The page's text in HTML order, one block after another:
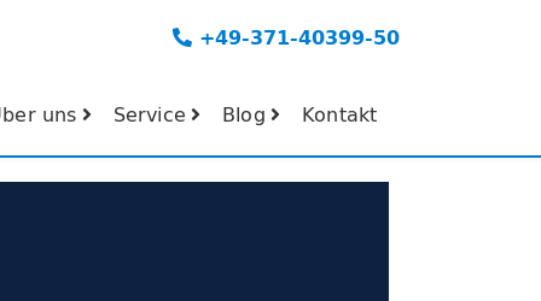
+49-371-40399-50
uns Service Blog Kontakt